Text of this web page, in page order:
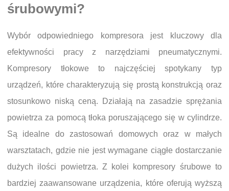
śrubowymi?
Wybór odpowiedniego kompresora jest kluczowy dla
efektywności pracy z narzędziami pneumatycznymi.
Kompresory tłokowe to najczęściej spotykany typ
urządzeń, które charakteryzują się prostą konstrukcją oraz
stosunkowo niską ceną. Działają na zasadzie sprężania
powietrza za pomocą tłoka poruszającego się w cylindrze.
Są idealne do zastosowań domowych oraz w małych
warsztatach, gdzie nie jest wymagane ciągłe dostarczanie
dużych ilości powietrza. Z kolei kompresory śrubowe to
bardziej zaawansowane urządzenia, które oferują wyższą